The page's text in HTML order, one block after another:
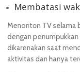
Membatasi
Menonton TV selama
dengan
dikarenakan saat
aktivitas dan hanya